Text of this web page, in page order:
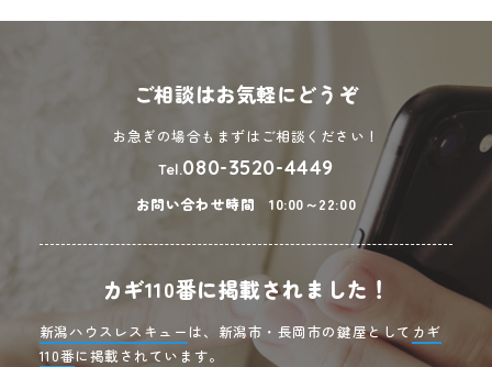
ご相談はお気軽にどうぞ
お急ぎの場合もまずはご相談ください！
Tel.080-3520-4449
お問い合わせ時間 10:00～22:00
カギ110番に掲載されました！
新潟ハウスレスキュー は、新潟市・長岡市の鍵屋として カギ
110番に掲載されています。